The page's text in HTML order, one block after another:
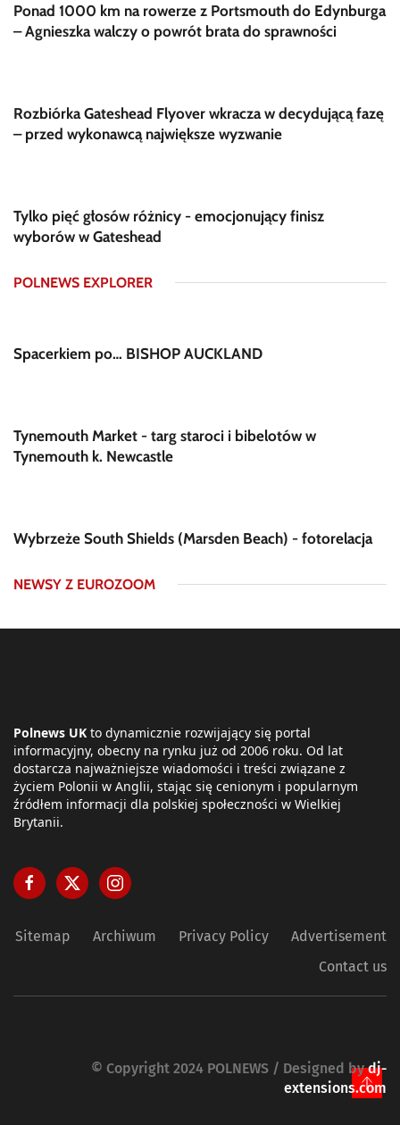
Ponad 1000 km na rowerze z Portsmouth do Edynburga
– Agnieszka walczy o powrót brata do sprawności
Rozbiórka Gateshead Flyover wkracza w decydującą fazę
– przed wykonawcą największe wyzwanie
Tylko pięć głosów różnicy - emocjonujący finisz
wyborów w Gateshead
POLNEWS EXPLORER
Spacerkiem po… BISHOP AUCKLAND
Tynemouth Market - targ staroci i bibelotów w
Tynemouth k. Newcastle
Wybrzeże South Shields (Marsden Beach) - fotorelacja
NEWSY Z EUROZOOM
Polnews UK to dynamicznie rozwijający się portal
informacyjny, obecny na rynku już od 2006 roku. Od lat
dostarcza najważniejsze wiadomości i treści związane z
życiem Polonii w Anglii, stając się cenionym i popularnym
źródłem informacji dla polskiej społeczności w Wielkiej
Brytanii.
Sitemap Archiwum Privacy Policy
Advertisement
Contact us
© Copyright 2024 POLNEWS / Designed bydj-
extensions.com